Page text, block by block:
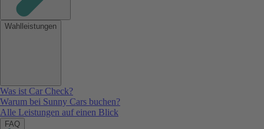
Wahlleistungen
Was ist Car Check?
Warum bei Sunny Cars buchen?
Alle Leistungen auf einen Blick
FAQ